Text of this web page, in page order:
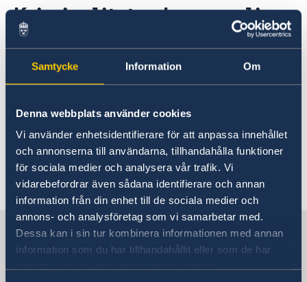
Samtycke Information Om
Denna webbplats använder cookies
Vi använder enhetsidentifierare för att anpassa innehållet
och annonserna till användarna, tillhandahålla funktioner
för sociala medier och analysera vår trafik. Vi
vidarebefordrar även sådana identifierare och annan
information från din enhet till de sociala medier och
annons- och analysföretag som vi samarbetar med.
Dessa kan i sin tur kombinera informationen med annan
information som du har tillhandahållit eller som de har
Rösta i Dominica
Förlust av pass
Gifta sig utomlands
Reseinformation
Ambassadens reseinformation
Aktuella händelser
Naturförhållanden och katastrofer
Terrorism
Hälso- och sjukvård
Lokala lagar och sedvänjor
Kriminalitet och personlig säkerhet
Trafiksäkerhet
In- och utresebestämmelser
Kriminalitet och personlig
säkerhet
Brottsligheten är inte så omfattande, men
kvarlämnande värdesaker på stränder etc.
Inbrott i förhyrda villor kan också förekomma.
Försiktighet bör iakttas efter mörkrets inbrott.
Senast uppdaterad 09 juli 2026, 10.51
Sverige i Dominica